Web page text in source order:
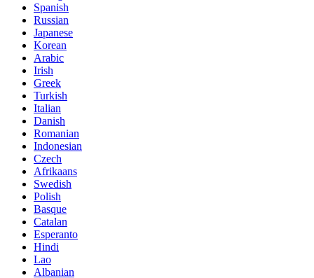
Spanish
Russian
Japanese
Korean
Arabic
Irish
Greek
Turkish
Italian
Danish
Romanian
Indonesian
Czech
Afrikaans
Swedish
Polish
Basque
Catalan
Esperanto
Hindi
Lao
Albanian